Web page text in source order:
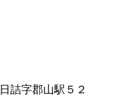
詰字郡山駅５２